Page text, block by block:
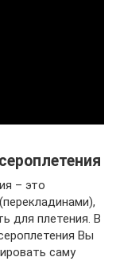
– это
для плетения. В
Вы
саму